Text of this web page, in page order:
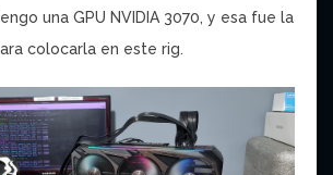
una GPU NVIDIA 3070, y esa fue la
colocarla en este rig.